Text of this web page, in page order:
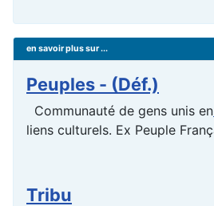
en savoir plus sur ...
Peuples - (Déf.)
Communauté de gens unis en
liens culturels. Ex Peuple
Tribu